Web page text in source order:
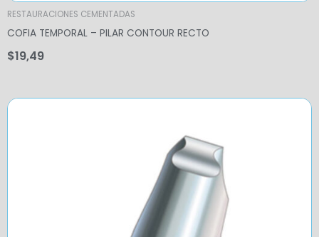
RESTAURACIONES CEMENTADAS
COFIA TEMPORAL – PILAR CONTOUR RECTO
$19,49